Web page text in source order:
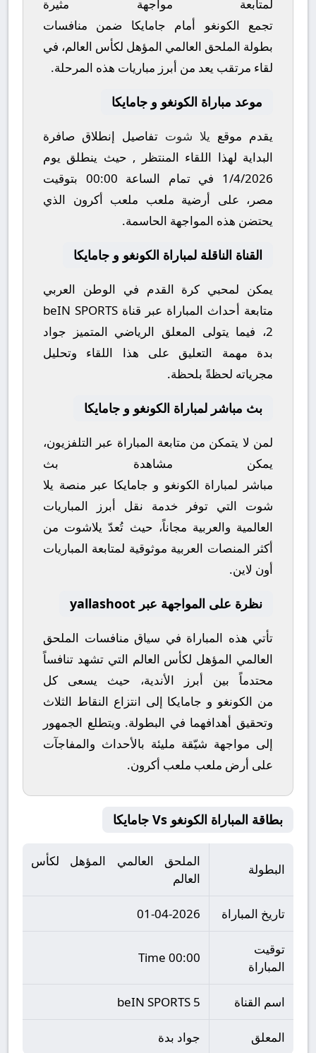
لمتابعة مواجهة مثيرة
تجمع الكونغو أمام جامايكا ضمن منافسات
بطولة الملحق العالمي المؤهل لكأس العالم، في
لقاء مرتقب يعد من أبرز مباريات هذه المرحلة.
موعد مباراة الكونغو و جامايكا
يقدم موقع يلا شوت تفاصيل إنطلاق صافرة
البداية لهذا اللقاء المنتظر , حيث ينطلق يوم
1/4/2026 في تمام الساعة 00:00 بتوقيت
مصر، على أرضية ملعب ملعب أكرون الذي
يحتضن هذه المواجهة الحاسمة.
القناة الناقلة لمباراة الكونغو و جامايكا
يمكن لمحبي كرة القدم في الوطن العربي
متابعة أحداث المباراة عبر قناة beIN SPORTS
2، فيما يتولى المعلق الرياضي المتميز جواد
بدة مهمة التعليق على هذا اللقاء وتحليل
مجرياته لحظةً بلحظة.
بث مباشر لمباراة الكونغو و جامايكا
لمن لا يتمكن من متابعة المباراة عبر التلفزيون،
يمكن مشاهدة بث
مباشر
لمباراة الكونغو و جامايكا عبر منصة يلا
شوت التي توفر خدمة نقل أبرز المباريات
العالمية والعربية مجاناً، حيث تُعدّ يلاشوت من
أكثر المنصات العربية موثوقية لمتابعة المباريات
أون لاين.
نظرة على المواجهة عبر yallashoot
تأتي هذه المباراة في سياق منافسات الملحق
العالمي المؤهل لكأس العالم التي تشهد تنافساً
محتدماً بين أبرز الأندية، حيث يسعى كل
من الكونغو و جامايكا إلى انتزاع النقاط الثلاث
وتحقيق أهدافهما في البطولة. ويتطلع الجمهور
إلى مواجهة شيّقة مليئة بالأحداث والمفاجآت
على أرض ملعب ملعب أكرون.
بطاقة المباراة الكونغو Vs جامايكا
البطولة
الملحق العالمي المؤهل لكأس
العالم
تاريخ المباراة 01-04-2026
توقيت
المباراة
00:00 Time
اسم القناة beIN SPORTS 5
المعلق جواد بدة